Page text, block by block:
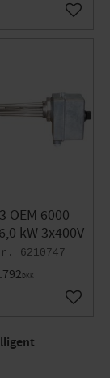
Gem
OEM 6000
kW 3x400V
6210747
DKK
Gem